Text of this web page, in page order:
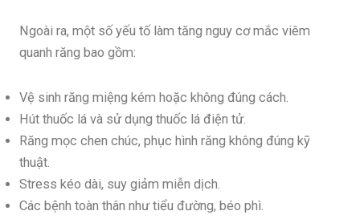
Ngoài ra, một số yếu tố làm tăng nguy cơ mắc viêm
quanh răng bao gồm:
Vệ sinh răng miệng kém hoặc không đúng cách.
Hút thuốc lá và sử dụng thuốc lá điện tử.
Răng mọc chen chúc, phục hình răng không đúng kỹ
thuật.
Stress kéo dài, suy giảm miễn dịch.
Các bệnh toàn thân như tiểu đường, béo phì.